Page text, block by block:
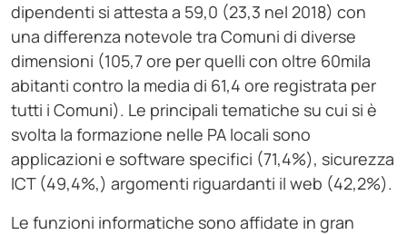
dipendenti si attesta a 59,0 (23,3 nel 2018) con
una differenza notevole tra Comuni di diverse
dimensioni (105,7 ore per quelli con oltre 60mila
abitanti contro la media di 61,4 ore registrata per
tutti i Comuni). Le principali tematiche su cui si è
svolta la formazione nelle PA locali sono
applicazioni e software specifici (71,4%), sicurezza
ICT (49,4%,) argomenti riguardanti il web (42,2%).
Le funzioni informatiche sono affidate in gran